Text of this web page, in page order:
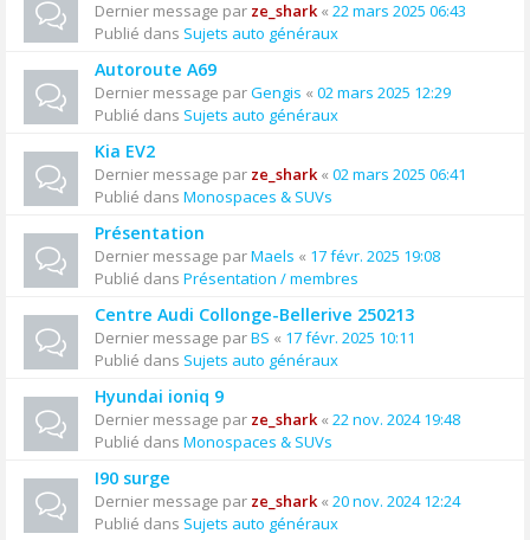
Dernier message par ze_shark« 22 mars 2025 06:43
Publié dans Sujets auto généraux
Autoroute A69
Dernier message parGengis « 02 mars 2025 12:29
Publié dans Sujets auto généraux
Kia EV2
Dernier message par ze_shark« 02 mars 2025 06:41
Publié dans Monospaces & SUVs
Présentation
Dernier message parMaels « 17 févr. 2025 19:08
Publié dans Présentation / membres
Centre Audi Collonge-Bellerive 250213
Dernier message parBS « 17 févr. 2025 10:11
Publié dans Sujets auto généraux
Hyundai ioniq 9
Dernier message par ze_shark« 22 nov. 2024 19:48
Publié dans Monospaces & SUVs
I90 surge
Dernier message par ze_shark« 20 nov. 2024 12:24
Publié dans Sujets auto généraux